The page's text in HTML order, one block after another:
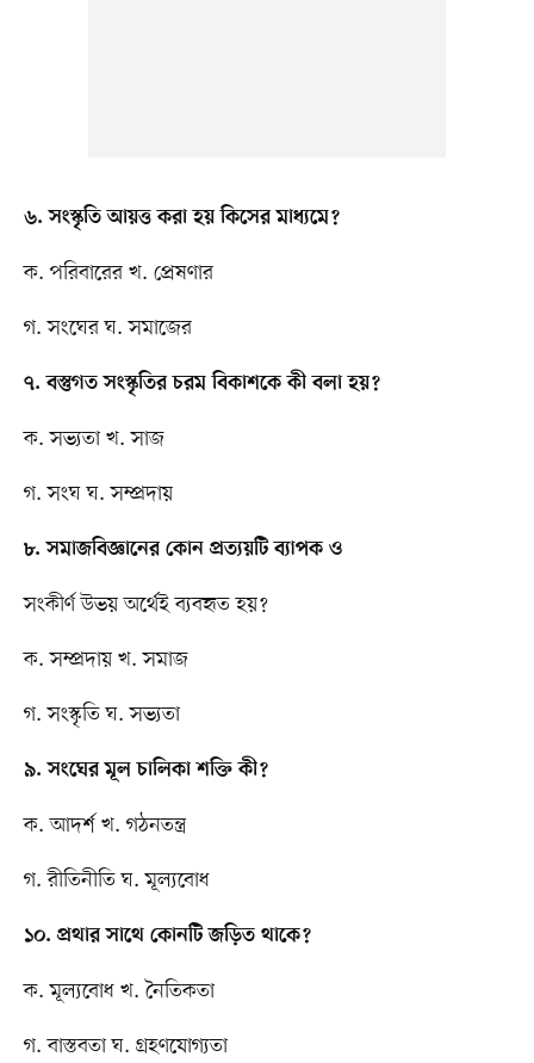
৬. সংস্কৃতি আয়ত্ত করা হয় কিসের মাধ্যমে?
ক. পরিবারের খ. প্রেষণার
গ. সংঘের ঘ. সমাজের
৭. বস্তুগত সংস্কৃতির চরম বিকাশকে কী বলা হয়?
ক. সভ্যতা খ. সাজ
গ. সংঘ ঘ. সম্প্রদায়
৮. সমাজবিজ্ঞানের কোন প্রত্যয়টি ব্যাপক ও
সংকীর্ণ উভয় অর্থেই ব্যবহৃত হয়?
ক. সম্প্রদায় খ. সমাজ
গ. সংস্কৃতি ঘ. সভ্যতা
৯. সংঘের মূল চালিকা শক্তি কী?
ক. আদর্শ খ. গঠনতন্ত্র
গ. রীতিনীতি ঘ. মূল্যবোধ
১০. প্রথার সাথে কোনটি জড়িত থাকে?
ক. মূল্যবোধ খ. নৈতিকতা
গ. বাস্তবতা ঘ. গ্রহণযোগ্যতা